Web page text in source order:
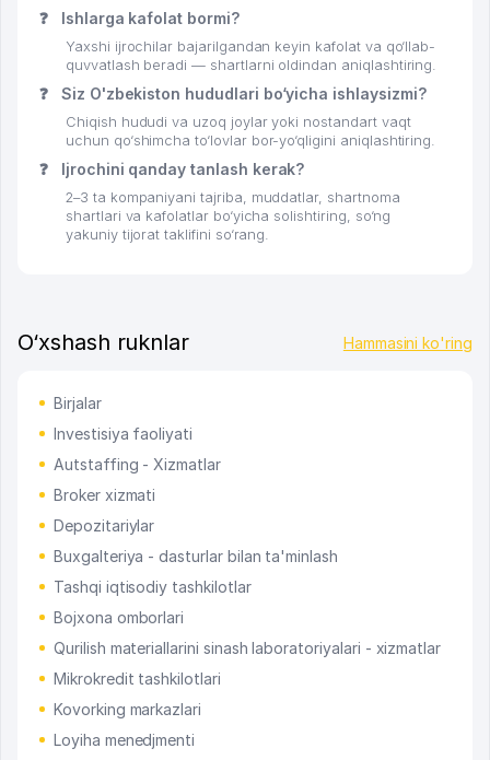
❓ Ishlarga kafolat bormi?
Yaxshi ijrochilar bajarilgandan keyin kafolat va qo‘llab-
quvvatlash beradi — shartlarni oldindan aniqlashtiring.
❓ Siz O'zbekiston hududlari bo‘yicha ishlaysizmi?
Chiqish hududi va uzoq joylar yoki nostandart vaqt
uchun qo‘shimcha to‘lovlar bor-yo‘qligini aniqlashtiring.
❓ Ijrochini qanday tanlash kerak?
2–3 ta kompaniyani tajriba, muddatlar, shartnoma
shartlari va kafolatlar bo‘yicha solishtiring, so‘ng
yakuniy tijorat taklifini so‘rang.
O‘xshash ruknlar Hammasini ko'ring
Birjalar
Investisiya faoliyati
Autstaffing - Xizmatlar
Broker xizmati
Depozitariylar
Buxgalteriya - dasturlar bilan ta'minlash
Tashqi iqtisodiy tashkilotlar
Bojxona omborlari
Qurilish materiallarini sinash laboratoriyalari - xizmatlar
Mikrokredit tashkilotlari
Kovorking markazlari
Loyiha menedjmenti